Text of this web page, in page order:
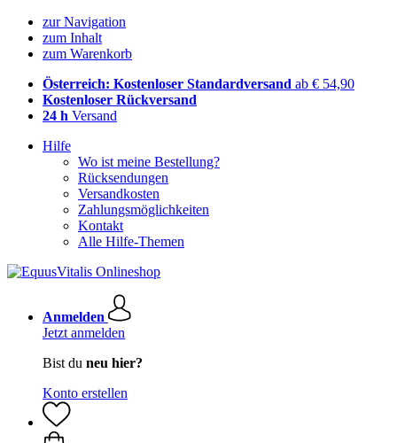
zur Navigation
zum Inhalt
zum Warenkorb
Österreich: Kostenloser Standardversand ab € 54,90
Kostenloser Rückversand
24 h Versand
Hilfe
Wo ist meine Bestellung?
Rücksendungen
Versandkosten
Zahlungsmöglichkeiten
Kontakt
Alle Hilfe-Themen
Anmelden
Jetzt anmelden
Bist du neu hier?
Konto erstellen